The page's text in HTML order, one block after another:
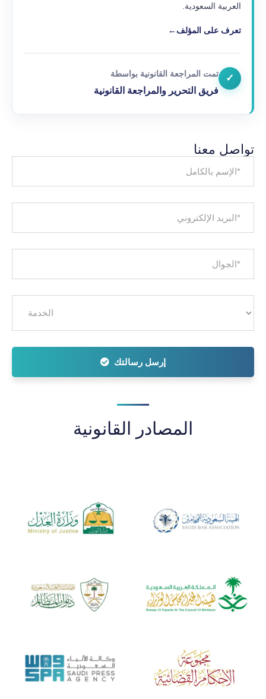
العربية السعودية.
تعرف على المؤلف←
✓ تمت المراجعة القانونية بواسطة
فريق التحرير والمراجعة القانونية
تواصل معنا
إرسل رسالتك
المصادر القانونية